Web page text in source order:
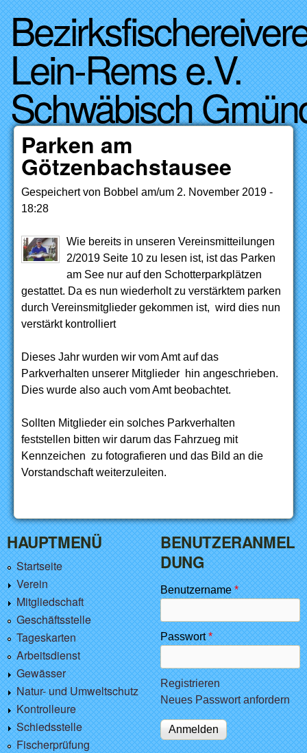
Direkt zum Inhalt
Lein-Rems e.V.
Schwäbisch
Parken am
Götzenbachstausee
Gespeichert von Bobbel am/um 2. November 2019 -
18:28
Wie bereits in unseren Vereinsmitteilungen
2/2019 Seite 10 zu lesen ist, ist das Parken
am See nur auf den Schotterparkplätzen
gestattet. Da es nun wiederholt zu verstärktem parken
durch Vereinsmitglieder gekommen ist, wird dies nun
verstärkt kontrolliert
Dieses Jahr wurden wir vom Amt auf das
Parkverhalten unserer Mitglieder hin angeschrieben.
Dies wurde also auch vom Amt beobachtet.
Sollten Mitglieder ein solches Parkverhalten
feststellen bitten wir darum das Fahrzueg mit
Kennzeichen zu fotografieren und das Bild an die
Vorstandschaft weiterzuleiten.
HAUPTMENÜ
Startseite
Verein
Mitgliedschaft
Geschäftsstelle
Tageskarten
Arbeitsdienst
Gewässer
Natur- und Umweltschutz
Kontrolleure
Schiedsstelle
Fischerprüfung
BENUTZERANMEL
DUNG
Benutzername*
Passwort*
Registrieren
Neues Passwort anfordern